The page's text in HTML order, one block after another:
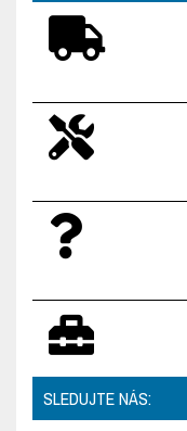
SLEDUJTE NÁS: